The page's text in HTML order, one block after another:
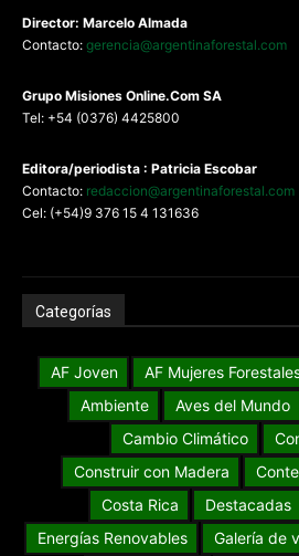
Director: Marcelo Almada
Contacto: gerencia@argentinaforestal.com
Grupo Misiones Online.Com SA
Tel: +54 (0376) 4425800
Editora/periodista : Patricia Escobar
Contacto: redaccion@argentinaforestal.com
Cel: (+54)9 376 15 4 131636
Categorías
AF Joven AF Mujeres
Ambiente
Aves del Mundo
Cambio Climático
Construir con Madera
Costa Rica
Destacadas
Energías Renovables
Galería de